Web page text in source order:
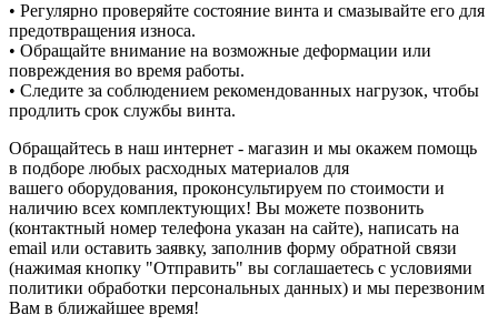
• Регулярно проверяйте состояние винта и смазывайте его для
предотвращения износа.
• Обращайте внимание на возможные деформации или
повреждения во время работы.
• Следите за соблюдением рекомендованных нагрузок, чтобы
продлить срок службы винта.
Обращайтесь в наш интернет - магазин и мы окажем помощь
в подборе любых расходных материалов для
вашего оборудования, проконсультируем по стоимости и
наличию всех комплектующих! Вы можете позвонить
(контактный номер телефона указан на сайте), написать на
email или оставить заявку, заполнив форму обратной связи
(нажимая кнопку "Отправить" вы соглашаетесь с условиями
политики обработки персональных данных) и мы перезвоним
Вам в ближайшее время!